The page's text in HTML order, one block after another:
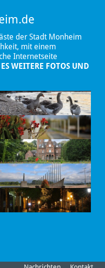
der Stadt Monheim
mit einem
Internetseite
WEITERE FOTOS UND